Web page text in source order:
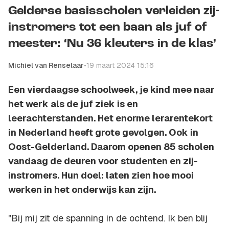
Gelderse basisscholen verleiden zij-
instromers tot een baan als juf of
meester: ‘Nu 36 kleuters in de klas’
Michiel van Renselaar•19 maart 2024 15:16
Een vierdaagse schoolweek, je kind mee naar
het werk als de juf ziek is en
leerachterstanden. Het enorme lerarentekort
in Nederland heeft grote gevolgen. Ook in
Oost-Gelderland. Daarom openen 85 scholen
vandaag de deuren voor studenten en zij-
instromers. Hun doel: laten zien hoe mooi
werken in het onderwijs kan zijn.
''Bij mij zit de spanning in de ochtend. Ik ben blij